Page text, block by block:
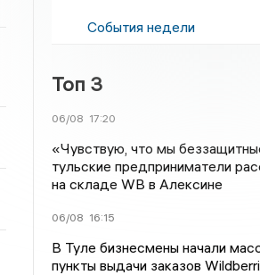
События недели
Топ 3
06/08 17:20
«Чувствую, что мы
тульские предприниматели
на складе WB в Алексине
06/08 16:15
В Туле бизнесмены начали
пункты выдачи заказов